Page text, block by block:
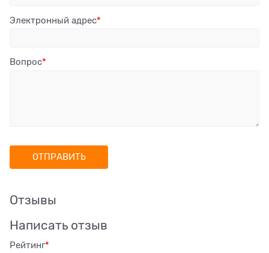
Электронный адрес
Вопрос
Отзывы
Написать отзыв
Рейтинг